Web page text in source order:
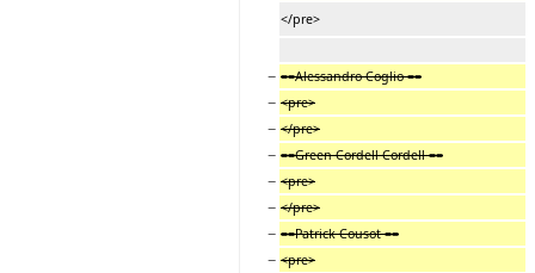
</pre>
− ==Alessandro Coglio ==
− <pre>
− </pre>
− ==Green Cordell Cordell ==
− <pre>
− </pre>
− ==Patrick Cousot ==
− <pre>